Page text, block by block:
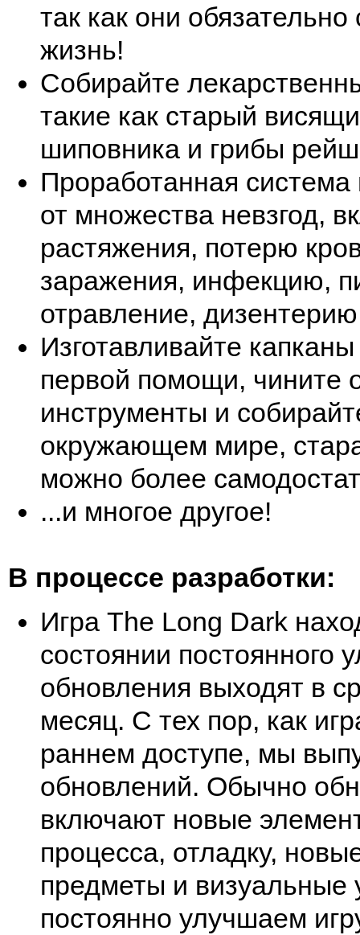
так как они обязательно
жизнь!
Собирайте
такие как старый
шиповника и грибы
Проработанная
от множества невзгод,
растяжения, потерю
заражения, инфекцию,
отравление,
Изготавливайте
первой помощи, чините
инструменты и
окружающем мире,
можно более
...и многое другое!
В процессе разработки:
Игра The Long Dark
состоянии постоянного
обновления выходят в
месяц. С тех пор, как
раннем доступе, мы
обновлений. Обычно
включают новые
процесса, отладку,
предметы и
постоянно улучшаем